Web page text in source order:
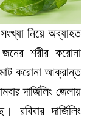
নিয়ে অব্যাহত
শরীর করোনা
করোনা আক্রান্ত
দার্জিলিং জেলায়
দার্জিলিং